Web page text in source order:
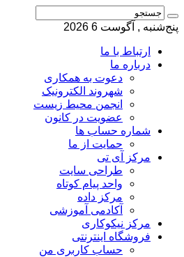
پنج‌شنبه , آگوست 6 2026
ارتباط با ما
درباره ما
دعوت به همکاری
شهروند الکترونیک
انجمن محیط زیست
عضویت در کانون
شماره حساب ها
حمایت از ما
مرکز آی تی
طراحی سایت
واحد پیام کوتاه
مرکز داده
آکادمی آموزشی
مرکز نیکوکاری
فروشگاه اینترنتی
حساب کاربری من